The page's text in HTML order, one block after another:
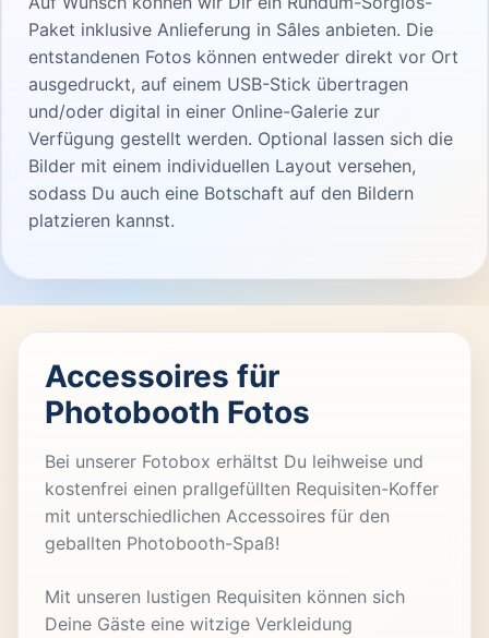
Paket inklusive Anlieferung in Sâles anbieten. Die
entstandenen Fotos können entweder direkt vor Ort
ausgedruckt, auf einem USB-Stick übertragen
und/oder digital in einer Online-Galerie zur
Verfügung gestellt werden. Optional lassen sich die
Bilder mit einem individuellen Layout versehen,
sodass Du auch eine Botschaft auf den Bildern
platzieren kannst.
Accessoires für
Photobooth Fotos
Bei unserer Fotobox erhältst Du leihweise und
kostenfrei einen prallgefüllten Requisiten-Koffer
mit unterschiedlichen Accessoires für den
geballten Photobooth-Spaß!
Mit unseren lustigen Requisiten können sich
Deine Gäste eine witzige Verkleidung